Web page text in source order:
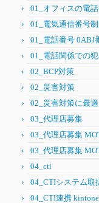
01_オフィスの電
01_電気通信番号
01_電話番号 0ABJ
01_電話関係での
02_BCP対策
02_災害対策
02_災害対策に最
03_代理店募集
03_代理店募集
03_代理店募集
04_cti
04_CTIシステム取
04_CTI連携